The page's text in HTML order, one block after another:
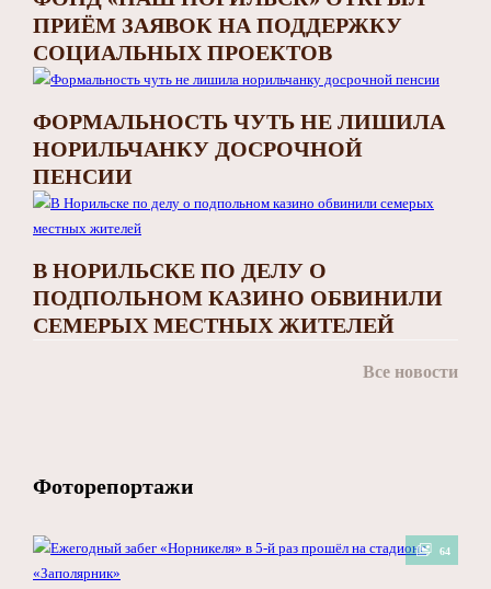
ПРИЁМ ЗАЯВОК НА ПОДДЕРЖКУ
СОЦИАЛЬНЫХ ПРОЕКТОВ
ФОРМАЛЬНОСТЬ ЧУТЬ НЕ ЛИШИЛА
НОРИЛЬЧАНКУ ДОСРОЧНОЙ
ПЕНСИИ
В НОРИЛЬСКЕ ПО ДЕЛУ О
ПОДПОЛЬНОМ КАЗИНО ОБВИНИЛИ
СЕМЕРЫХ МЕСТНЫХ ЖИТЕЛЕЙ
Все новости
Фоторепортажи
64